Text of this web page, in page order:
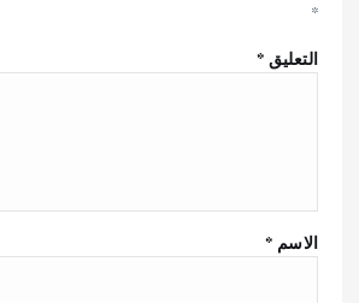
*
التعليق*
الاسم *